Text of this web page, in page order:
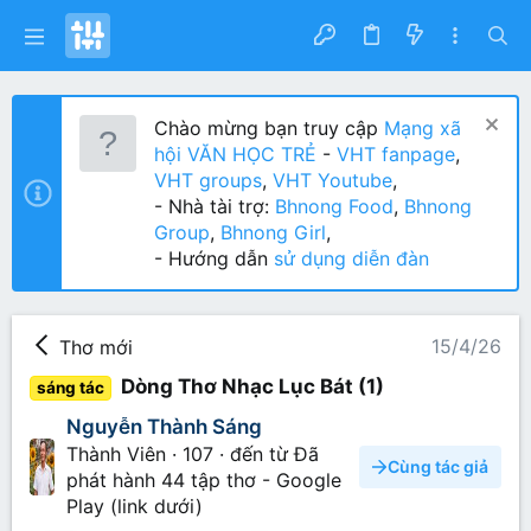
Chào mừng bạn truy cập Mạng xã
hội VĂN HỌC TRẺ - VHT fanpage,
VHT groups, VHT Youtube,
- Nhà tài trợ: Bhnong Food, Bhnong
Group, Bhnong Girl,
- Hướng dẫn sử dụng diễn đàn
Thơ mới 15/4/26
sáng tác
Dòng Thơ Nhạc Lục Bát (1)
Nguyễn Thành Sáng
Thành Viên · 107 · đến từ Đã
phát hành 44 tập thơ - Google
Play (link dưới)
Cùng tác giả